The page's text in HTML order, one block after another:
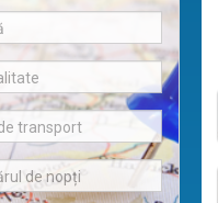
transport
de nopți